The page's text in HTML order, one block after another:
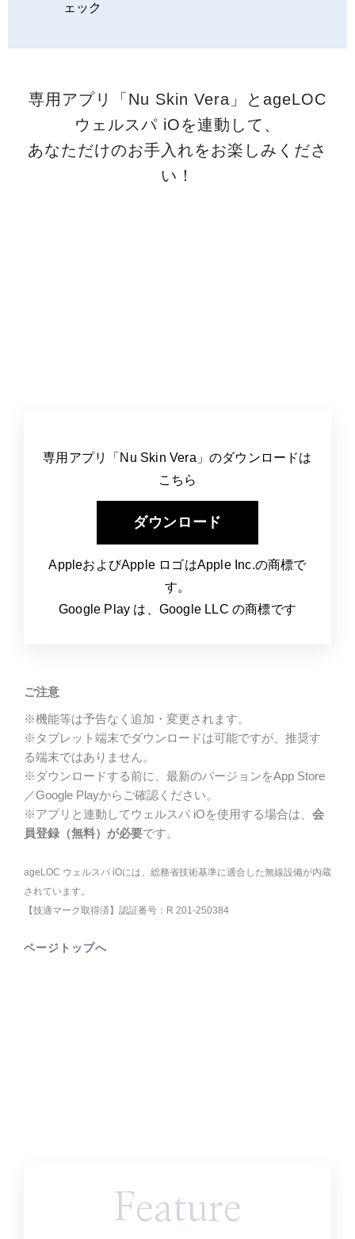
ェック
専用アプリ「Nu Skin Vera」とageLOC
ウェルスパ iOを連動して、
あなただけのお手入れをお楽しみくださ
い！
専用アプリ「Nu Skin Vera」のダウンロードは
こちら
ダウンロード
AppleおよびApple ロゴはApple Inc.の商標で
す。​
Google Play は、Google LLC の商標です​
ご注意
※機能等は予告なく追加・変更されます。
※タブレット端末でダウンロードは可能ですが、推奨す
る端末ではありません。
※ダウンロードする前に、最新のバージョンをApp Store
／Google Playからご確認ください。
※アプリと連動してウェルスパ iOを使用する場合は、 会
員登録（無料）が必要です。
ageLOC ウェルスパ iOには、総務省技術基準に適合した無線設備が内蔵
されています。
【技適マーク取得済】認証番号：R 201-250384
ページトップへ
Feature